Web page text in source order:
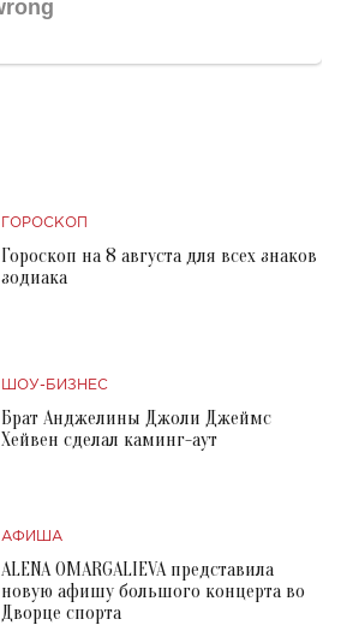
ГОРОСКОП
Гороскоп на 8 августа для всех знаков
зодиака
ШОУ-БИЗНЕС
Брат Анджелины Джоли Джеймс
Хейвен сделал каминг-аут
АФИША
ALENA OMARGALIEVA представила
новую афишу большого концерта во
Дворце спорта